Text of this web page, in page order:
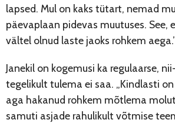
lapsed. Mul on kaks tütart, nemad
päevaplaan pidevas muutuses.
vältel olnud laste jaoks rohkem
Janekil on kogemusi ka regulaarse,
tegelikult tulema ei saa. „Kindlasti
aga hakanud rohkem mõtlema
samuti asjade rahulikult võtmise